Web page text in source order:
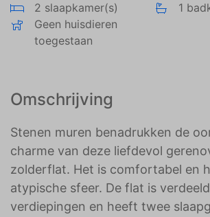
2 slaapkamer(s)
1
Geen huisdieren
toegestaan
Omschrijving
Stenen muren benadrukken de
charme van deze liefdevol
zolderflat. Het is comfortabel en
atypische sfeer. De flat is
verdiepingen en heeft twee